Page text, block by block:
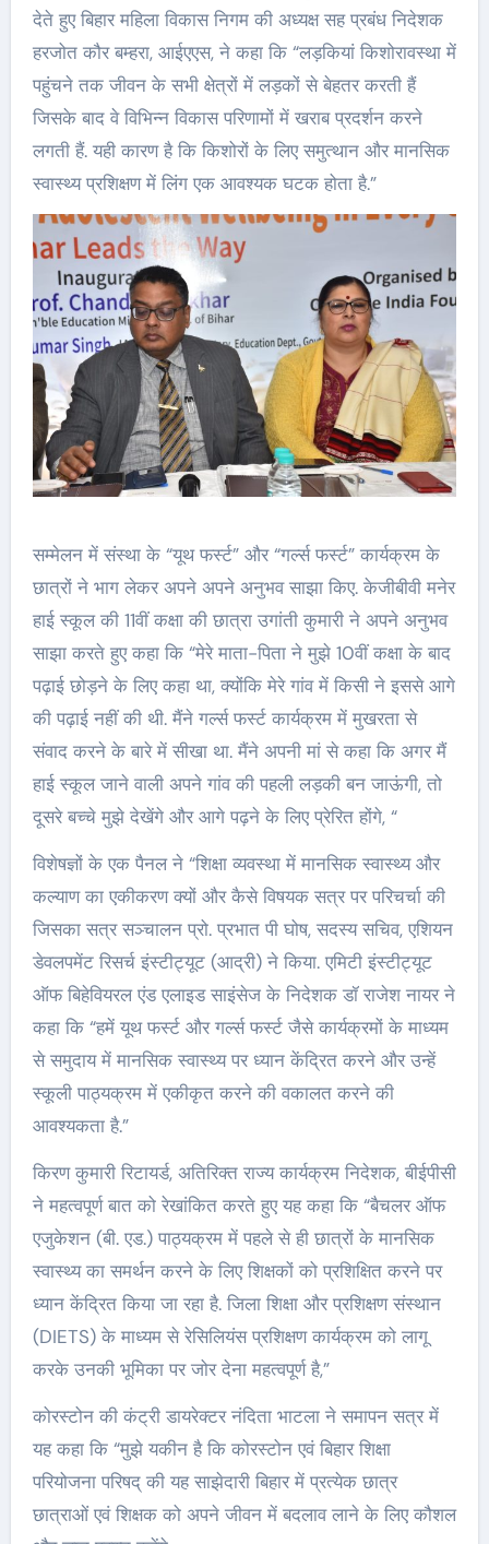
देते हुए बिहार महिला विकास निगम की अध्यक्ष सह प्रबंध निदेशक
हरजोत कौर बम्हरा, आईएएस, ने कहा कि “लड़कियां किशोरावस्था में
पहुंचने तक जीवन के सभी क्षेत्रों में लड़कों से बेहतर करती हैं
जिसके बाद वे विभिन्न विकास परिणामों में खराब प्रदर्शन करने
लगती हैं. यही कारण है कि किशोरों के लिए समुत्थान और मानसिक
स्वास्थ्य प्रशिक्षण में लिंग एक आवश्यक घटक होता है.”
सम्मेलन में संस्था के “यूथ फर्स्ट” और “गर्ल्स फर्स्ट” कार्यक्रम के
छात्रों ने भाग लेकर अपने अपने अनुभव साझा किए. केजीबीवी मनेर
हाई स्कूल की 11वीं कक्षा की छात्रा उगांती कुमारी ने अपने अनुभव
साझा करते हुए कहा कि “मेरे माता-पिता ने मुझे 10वीं कक्षा के बाद
पढ़ाई छोड़ने के लिए कहा था, क्योंकि मेरे गांव में किसी ने इससे आगे
की पढ़ाई नहीं की थी. मैंने गर्ल्स फर्स्ट कार्यक्रम में मुखरता से
संवाद करने के बारे में सीखा था. मैंने अपनी मां से कहा कि अगर मैं
हाई स्कूल जाने वाली अपने गांव की पहली लड़की बन जाऊंगी, तो
दूसरे बच्चे मुझे देखेंगे और आगे पढ़ने के लिए प्रेरित होंगे, “
विशेषज्ञों के एक पैनल ने “शिक्षा व्यवस्था में मानसिक स्वास्थ्य और
कल्याण का एकीकरण क्यों और कैसे विषयक सत्र पर परिचर्चा की
जिसका सत्र सञ्चालन प्रो. प्रभात पी घोष, सदस्य सचिव, एशियन
डेवलपमेंट रिसर्च इंस्टीट्यूट (आद्री) ने किया. एमिटी इंस्टीट्यूट
ऑफ बिहेवियरल एंड एलाइड साइंसेज के निदेशक डॉ राजेश नायर ने
कहा कि “हमें यूथ फर्स्ट और गर्ल्स फर्स्ट जैसे कार्यक्रमों के माध्यम
से समुदाय में मानसिक स्वास्थ्य पर ध्यान केंद्रित करने और उन्हें
स्कूली पाठ्यक्रम में एकीकृत करने की वकालत करने की
आवश्यकता है.”
किरण कुमारी रिटायर्ड, अतिरिक्त राज्य कार्यक्रम निदेशक, बीईपीसी
ने महत्वपूर्ण बात को रेखांकित करते हुए यह कहा कि “बैचलर ऑफ
एजुकेशन (बी. एड.) पाठ्यक्रम में पहले से ही छात्रों के मानसिक
स्वास्थ्य का समर्थन करने के लिए शिक्षकों को प्रशिक्षित करने पर
ध्यान केंद्रित किया जा रहा है. जिला शिक्षा और प्रशिक्षण संस्थान
(DIETS) के माध्यम से रेसिलियंस प्रशिक्षण कार्यक्रम को लागू
करके उनकी भूमिका पर जोर देना महत्वपूर्ण है,”
कोरस्टोन की कंट्री डायरेक्टर नंदिता भाटला ने समापन सत्र में
यह कहा कि “मुझे यकीन है कि कोरस्टोन एवं बिहार शिक्षा
परियोजना परिषद् की यह साझेदारी बिहार में प्रत्येक छात्र
छात्राओं एवं शिक्षक को अपने जीवन में बदलाव लाने के लिए कौशल